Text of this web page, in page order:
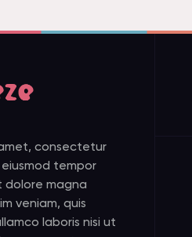
consectetur
tempor
dolore magna
veniam, quis
laboris nisi ut